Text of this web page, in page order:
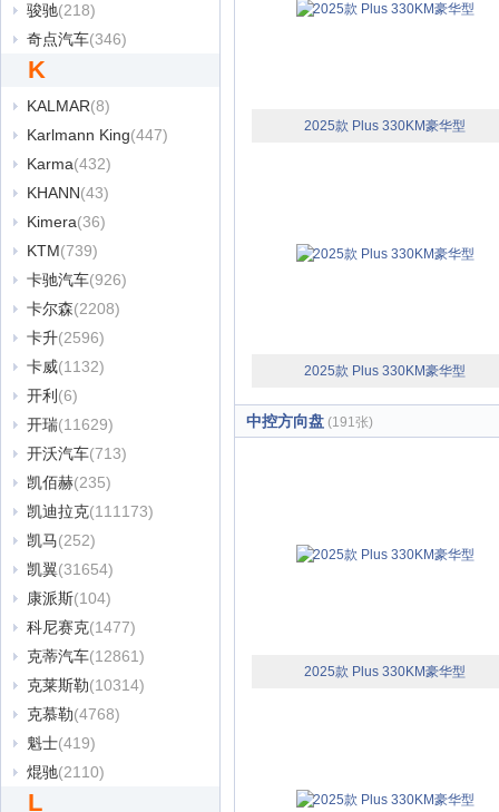
骏驰(218)
奇点汽车(346)
K
KALMAR(8)
Karlmann King(447)
Karma(432)
KHANN(43)
Kimera(36)
KTM(739)
卡驰汽车(926)
卡尔森(2208)
卡升(2596)
卡威(1132)
开利 (6)
开瑞(11629)
开沃汽车(713)
凯佰赫(235)
凯迪拉克(111173)
凯马(252)
凯翼(31654)
康派斯(104)
科尼赛克(1477)
克蒂汽车(12861)
克莱斯勒(10314)
克慕勒(4768)
魁士(419)
焜驰(2110)
L
2025款 Plus 330KM豪华型
2025款 Plus 330KM豪华型
中控方向盘 (191张)
2025款 Plus 330KM豪华型